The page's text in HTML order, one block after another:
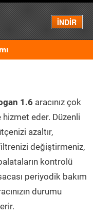
İNDİR
Menü
1.6 aracınız çok
hizmet eder. Düzenli
azaltır,
değiştirmeniz,
kontrolü
periyodik bakım
durumu